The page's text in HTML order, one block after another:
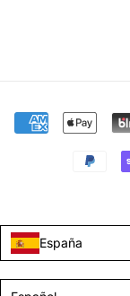
España